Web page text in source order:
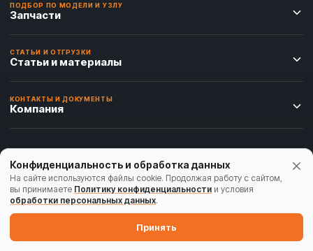
ПОДБОР ПО МОДЕЛИ И УЗЛУ
Запчасти
СТАТЬИ И ОТГРУЗКИ
Статьи и материалы
КОНТАКТЫ И ДОКУМЕНТЫ
Компания
Отдел продаж
+7 (843) 250-13-92
+7 (965) 622-02-92
Конфиденциальность и обработка данных
На сайте используются файлы cookie. Продолжая работу с сайтом,
вы принимаете Политику конфиденциальности и условия
обработки персональных данных.
Принять